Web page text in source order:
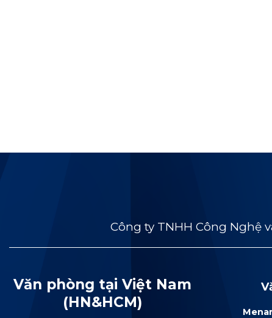
Công ty TNHH Công Nghệ
Văn phòng tại Việt Nam
(HN&HCM)